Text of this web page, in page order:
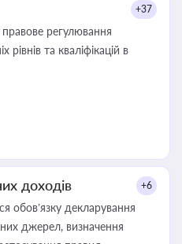
+37
регулювання
рівнів та кваліфікацій в
доходів +6
обов’язку декларування
джерел, визначення